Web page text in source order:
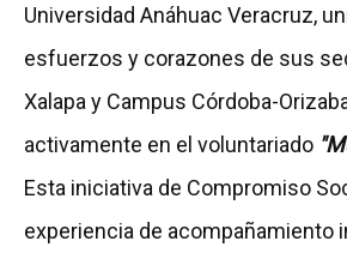
Universidad Anáhuac Veracruz,
esfuerzos y corazones de sus
Xalapa y Campus Córdoba-
activamente en el voluntariado
Esta iniciativa de Compromiso
experiencia de acompañamiento